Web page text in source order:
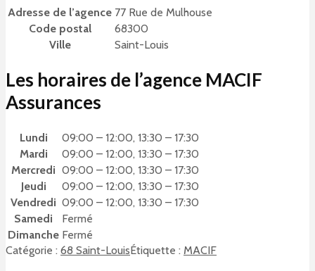
Adresse de l’agence 77 Rue de Mulhouse
Code postal
68300
Ville
Saint-Louis
Les horaires de l’agence MACIF
Assurances
Lundi
09:00 – 12:00, 13:30 – 17:30
Mardi
09:00 – 12:00, 13:30 – 17:30
Mercredi 09:00 – 12:00, 13:30 – 17:30
Jeudi
09:00 – 12:00, 13:30 – 17:30
Vendredi 09:00 – 12:00, 13:30 – 17:30
Samedi
Fermé
Dimanche Fermé
Catégorie : 68 Saint-LouisÉtiquette : MACIF